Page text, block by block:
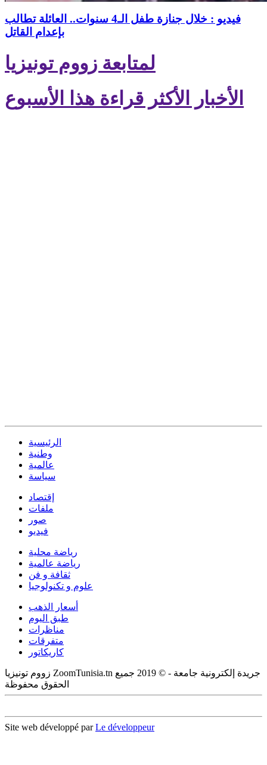
فيديو : خلال جنازة طفل الـ4 سنوات.. العائلة تطالب
بإعدام القاتل
لمتابعة زووم تونيزيا
الأخبار الأكثر قراءة هذا الأسبوع
الرئيسية
وطنية
عالمية
سياسة
إقتصاد
ملفات
صور
فيديو
رياضة محلية
رياضة عالمية
ثقافة و فن
علوم و تكنولوجيا
أسعار الذهب
طبق اليوم
مناظرات
متفرقات
كاريكاتور
زووم تونيزيا ZoomTunisia.tn جريدة إلكترونية جامعة - © 2019 جميع
الحقوق محفوظة
Site web développé parLe développeur